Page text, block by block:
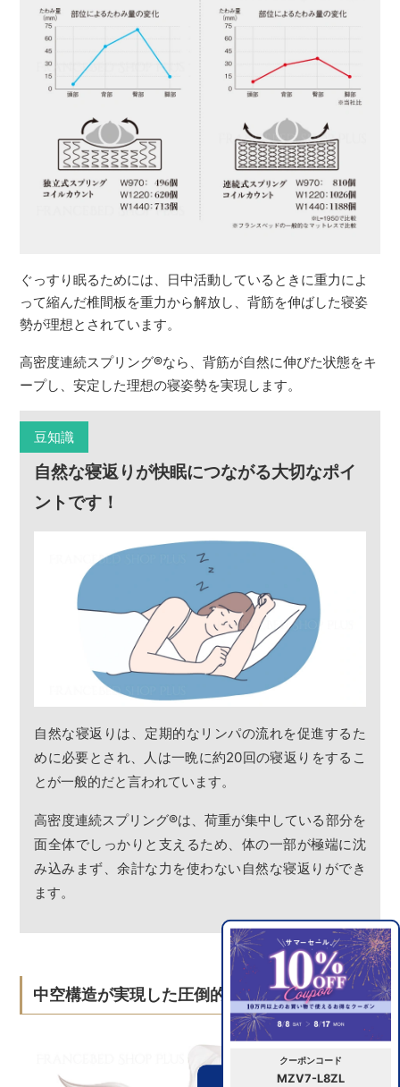
クーポンコード
MZV7-L8ZL
ぐっすり眠るためには、日中活動しているときに重力によ
って縮んだ椎間板を重力から解放し、背筋を伸ばした寝姿
勢が理想とされています。
高密度連続スプリング®なら、背筋が自然に伸びた状態をキ
ープし、安定した理想の寝姿勢を実現します。
豆知識
自然な寝返りが快眠につながる大切なポイ
ントです！
自然な寝返りは、定期的なリンパの流れを促進するた
めに必要とされ、人は一晩に約20回の寝返りをするこ
とが一般的だと言われています。
高密度連続スプリング®は、荷重が集中している部分を
面全体でしっかりと支えるため、体の一部が極端に沈
み込みまず、余計な力を使わない自然な寝返りができ
ます。
中空構造が実現した圧倒的な通気性